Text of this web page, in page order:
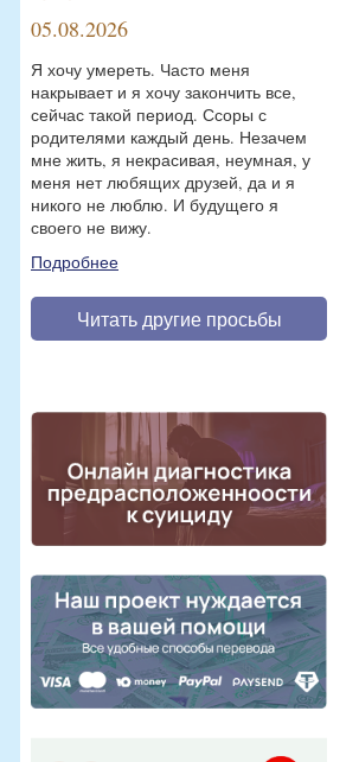
05.08.2026
Я хочу умереть. Часто меня
накрывает и я хочу закончить все,
сейчас такой период. Ссоры с
родителями каждый день. Незачем
мне жить, я некрасивая, неумная, у
меня нет любящих друзей, да и я
никого не люблю. И будущего я
своего не вижу.
Подробнее
Читать другие просьбы